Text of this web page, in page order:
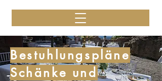
Bestuhlungspläne
Schänke und